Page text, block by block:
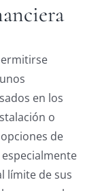
en los
o
de
límite de sus